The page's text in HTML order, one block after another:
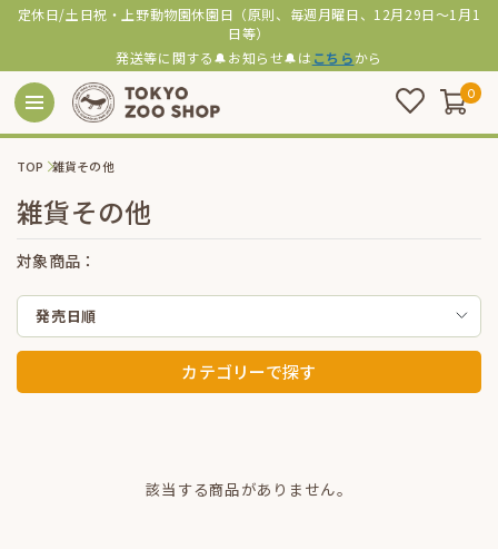
定休日/土日祝・上野動物園休園日（原則、毎週月曜日、12月29日～1月1
日等）
発送等に関する🔔お知らせ🔔は こちらから
0
TOP 雑貨その他
雑貨その他
対象商品：
発売日順
カテゴリーで探す
該当する商品がありません。